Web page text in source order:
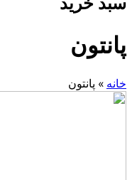
پانتون
خانه » پانتون